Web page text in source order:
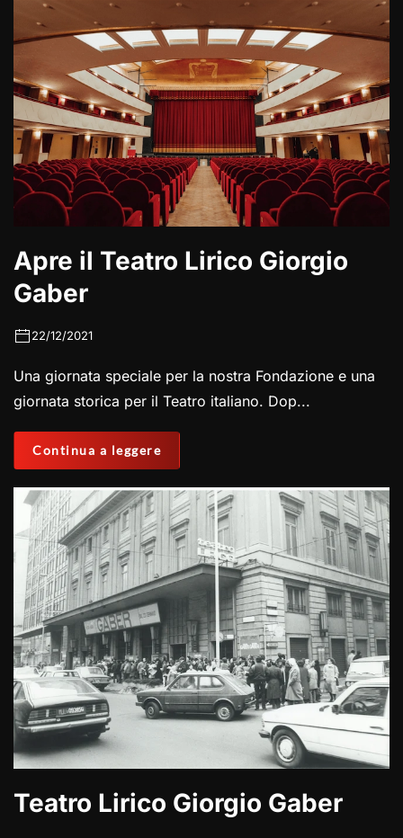
Apre il Teatro Lirico Giorgio
Gaber
22/12/2021
Una giornata speciale per la nostra Fondazione e una
giornata storica per il Teatro italiano. Dop...
Continua a leggere
Teatro Lirico Giorgio Gaber